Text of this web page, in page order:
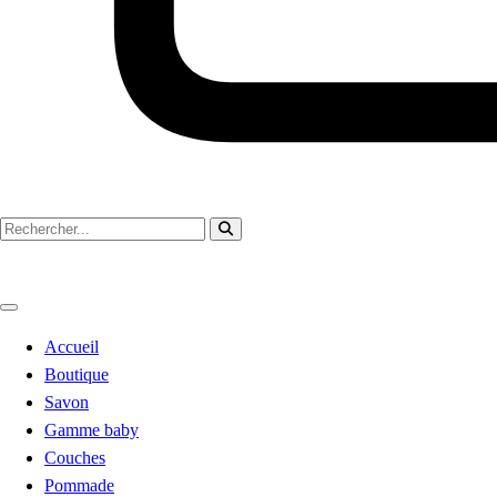
Accueil
Boutique
Savon
Gamme baby
Couches
Pommade